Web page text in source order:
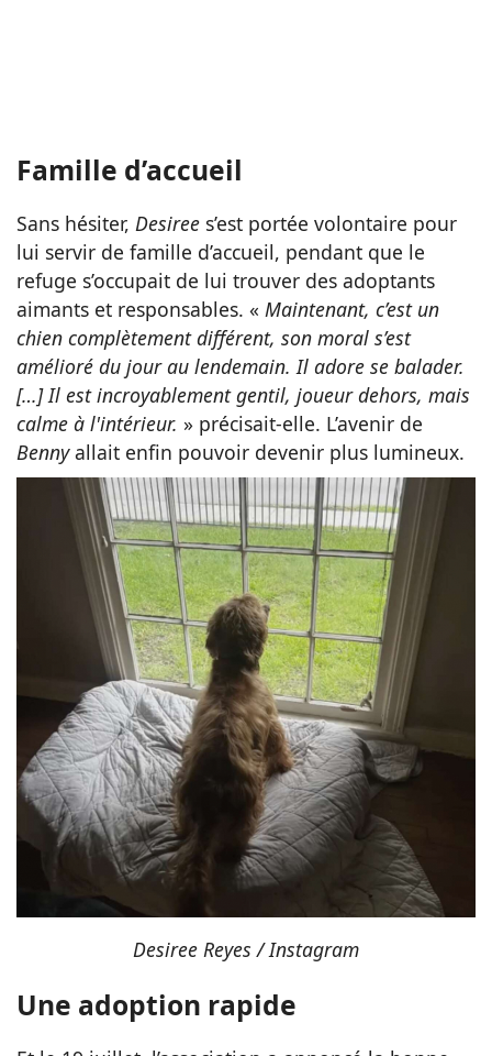
Famille d’accueil
Sans hésiter, Desiree s’est portée volontaire pour
lui servir de famille d’accueil, pendant que le
refuge s’occupait de lui trouver des adoptants
aimants et responsables. « Maintenant, c’est un
chien complètement différent, son moral s’est
amélioré du jour au lendemain. Il adore se balader.
[…] Il est incroyablement gentil, joueur dehors, mais
calme à l'intérieur. » précisait-elle. L’avenir de
Bennyallait enfin pouvoir devenir plus lumineux.
Desiree Reyes / Instagram
Une adoption rapide